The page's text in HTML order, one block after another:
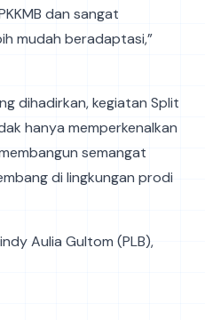
dan sangat
mudah beradaptasi,”
dihadirkan, kegiatan Split
hanya memperkenalkan
semangat
di lingkungan prodi
Aulia Gultom (PLB),